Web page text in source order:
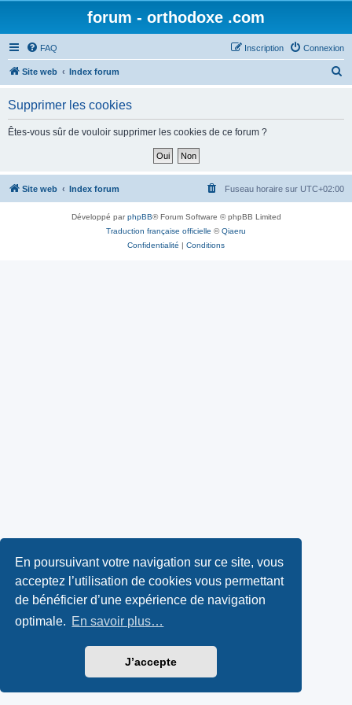
En poursuivant votre navigation sur ce site, vous
acceptez l’utilisation de cookies vous permettant
de bénéficier d’une expérience de navigation
optimale. En savoir plus…
J’accepte
forum - orthodoxe .com
FAQ Connexion
Inscription
Site web Index forum
h
Supprimer les cookies
Êtes-vous sûr de vouloir supprimer les cookies de ce forum ?
Site web Index forum Fuseau horaire sur UTC+02:00
Développé parphpBB® Forum Software © phpBB Limited
Traduction française officielle ©Qiaeru
Confidentialité | Conditions